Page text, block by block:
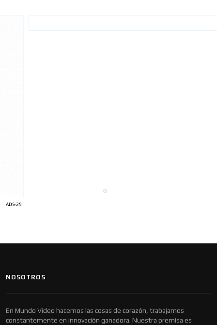
ADS-29
NOSOTROS
En Mundo Video hacemos las cosas de corazón, trabajamos
constantemente en innovación ganadora. Nuestra premisa es